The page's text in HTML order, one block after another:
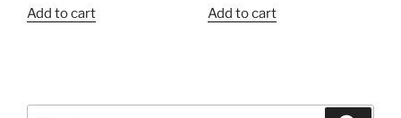
Add to cart
Add to cart